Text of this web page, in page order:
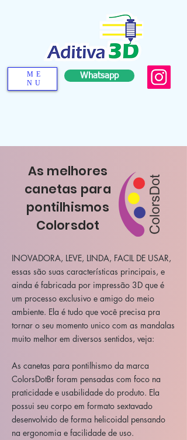
ME
NU
Whatsapp
As melhores
canetas para
pontilhismos
Colorsdot
INOVADORA, LEVE, LINDA, FACIL DE USAR,
essas são suas características principais, e
ainda é fabricada por impressão 3D que é
um processo exclusivo e amigo do meio
ambiente. Ela é tudo que você precisa pra
tornar o seu momento unico com as mandalas
muito melhor em diversos sentidos, veja:
As canetas para pontilhismo da marca
ColorsDotBr foram pensadas com foco na
praticidade e usabilidade do produto. Ela
possui seu corpo em formato sextavado
desenvolvido de forma helicoidal pensando
na ergonomia e facilidade de uso.